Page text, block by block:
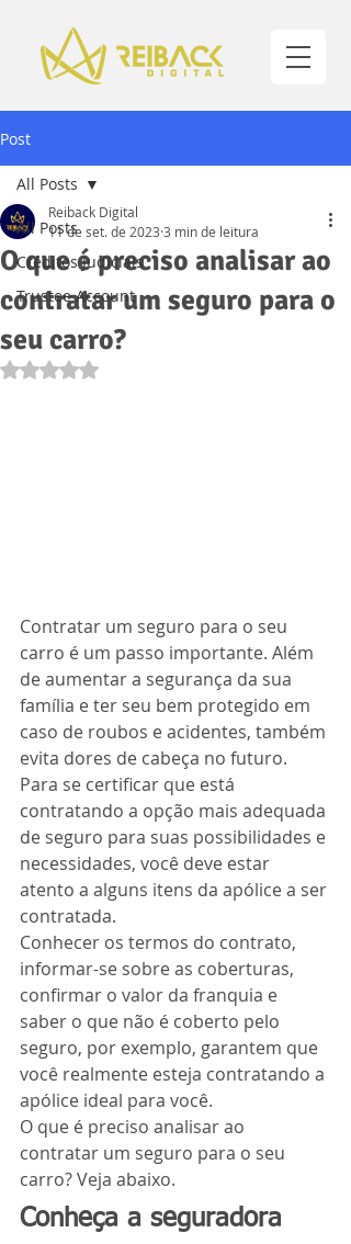
Post
All Posts
Créditos Judiciais
Trustee Account
All Posts
O que é preciso analisar ao
contratar um seguro para o
seu carro?
Reiback Digital
11 de set. de 2023 3 min de leitura
Avaliado com NaN de 5 estrelas.
Contratar um seguro para o seu
carro é um passo importante. Além
de aumentar a segurança da sua
família e ter seu bem protegido em
caso de roubos e acidentes, também
evita dores de cabeça no futuro.
Para se certificar que está
contratando a opção mais adequada
de seguro para suas possibilidades e
necessidades, você deve estar
atento a alguns itens da apólice a ser
contratada.
Conhecer os termos do contrato,
informar-se sobre as coberturas,
confirmar o valor da franquia e
saber o que não é coberto pelo
seguro, por exemplo, garantem que
você realmente esteja contratando a
apólice ideal para você.
O que é preciso analisar ao
contratar um seguro para o seu
carro? Veja abaixo.
Conheça a seguradora